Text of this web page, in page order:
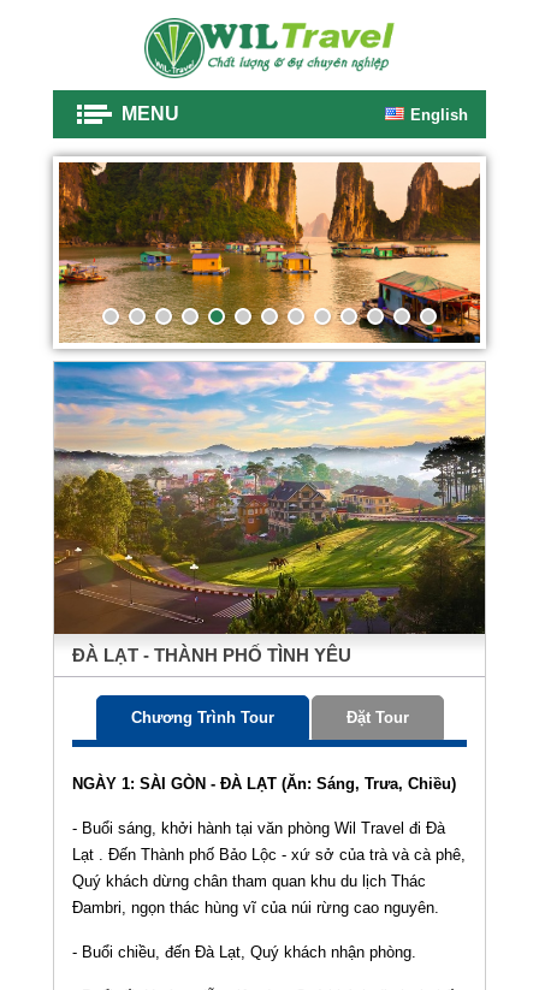
MENU English
ĐÀ LẠT - THÀNH PHỐ TÌNH YÊU
Chương Trình Tour Đặt Tour
NGÀY 1: SÀI GÒN - ĐÀ LẠT (Ăn: Sáng, Trưa, Chiều)
- Buổi sáng, khởi hành tại văn phòng Wil Travel đi Đà
Lạt . Đến Thành phố Bảo Lộc - xứ sở của trà và cà phê,
Quý khách dừng chân tham quan khu du lịch Thác
Đambri, ngọn thác hùng vĩ của núi rừng cao nguyên.
- Buổi chiều, đến Đà Lạt, Quý khách nhận phòng.